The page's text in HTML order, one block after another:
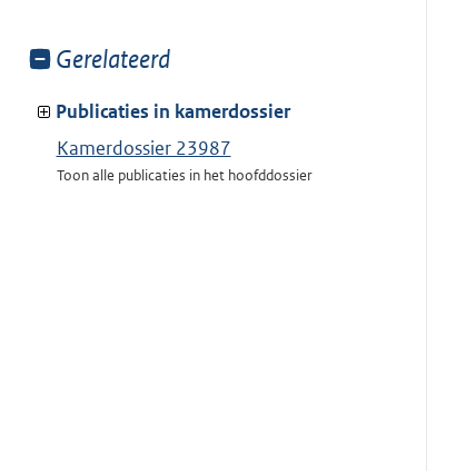
Toon
van:
Gerelateerd
Publicaties in kamerdossier
Kamerdossier 23987
Toon alle publicaties in het hoofddossier